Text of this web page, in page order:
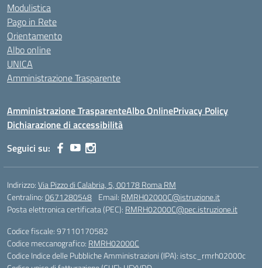
Modulistica
Pago in Rete
Orientamento
Albo online
UNICA
Amministrazione Trasparente
Amministrazione TrasparenteAlbo OnlinePrivacy Policy
Dichiarazione di accessibilità
Seguici su:
Indirizzo:Via Pizzo di Calabria, 5, 00178 Roma RM
Centralino:0671280548 Email: RMRH02000C@istruzione.it
Posta elettronica certificata (PEC): RMRH02000C@pec.istruzione.it
Codice fiscale: 97110170582
Codice meccanografico: RMRH02000C
Codice Indice delle Pubbliche Amministrazioni (IPA): istsc_rmrh02000c